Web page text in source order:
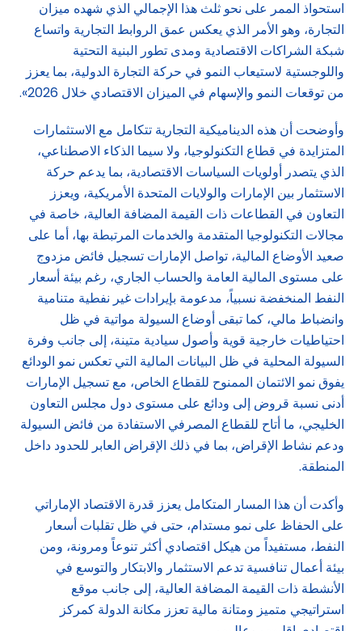
استحواذ الممر على نحو ثلث هذا الإجمالي الذي شهده ميزان
التجارة، وهو الأمر الذي يعكس عمق الروابط التجارية واتساع
شبكة الشراكات الاقتصادية ومدى تطور البنية التحتية
واللوجستية لاستيعاب النمو في حركة التجارة الدولية، بما يعزز
من توقعات النمو والإسهام في الميزان الاقتصادي خلال 2026».
وأوضحت أن هذه الديناميكية التجارية تتكامل مع الاستثمارات
المتزايدة في قطاع التكنولوجيا، ولا سيما الذكاء الاصطناعي،
الذي يتصدر أولويات السياسات الاقتصادية، بما يدعم حركة
الاستثمار بين الإمارات والولايات المتحدة الأمريكية، ويعزز
التعاون في القطاعات ذات القيمة المضافة العالية، خاصة في
مجالات التكنولوجيا المتقدمة والخدمات المرتبطة بها، أما على
صعيد الأوضاع المالية، تواصل الإمارات تسجيل فائض مزدوج
على مستوى المالية العامة والحساب الجاري، رغم بيئة أسعار
النفط المنخفضة نسبياً، مدعومة بإيرادات غير نفطية متنامية
وانضباط مالي، كما تبقى أوضاع السيولة مواتية في ظل
احتياطيات خارجية قوية وأصول سيادية متينة، إلى جانب وفرة
السيولة المحلية في ظل البيانات المالية التي تعكس نمو الودائع
يفوق نمو الائتمان الممنوح للقطاع الخاص، مع تسجيل الإمارات
أدنى نسبة قروض إلى ودائع على مستوى دول مجلس التعاون
الخليجي، ما أتاح للقطاع المصرفي الاستفادة من فائض السيولة
ودعم نشاط الإقراض، بما في ذلك الإقراض العابر للحدود داخل
المنطقة.
وأكدت أن هذا المسار المتكامل يعزز قدرة الاقتصاد الإماراتي
على الحفاظ على نمو مستدام، حتى في ظل تقلبات أسعار
النفط، مستفيداً من هيكل اقتصادي أكثر تنوعاً ومرونة، ومن
بيئة أعمال تنافسية تدعم الاستثمار والابتكار والتوسع في
الأنشطة ذات القيمة المضافة العالية، إلى جانب موقع
استراتيجي متميز ومتانة مالية تعزز مكانة الدولة كمركز